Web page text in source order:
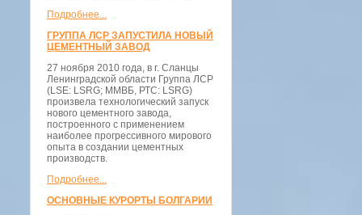
Подробнее...
ГРУППА ЛСР ЗАПУСТИЛА НОВЫЙ
ЦЕМЕНТНЫЙ ЗАВОД
27 ноября 2010 года, в г. Сланцы
Ленинградской области Группа ЛСР
(LSE: LSRG; ММВБ, РТС: LSRG)
произвела технологический запуск
нового цементного завода,
построенного с применением
наиболее прогрессивного мирового
опыта в создании цементных
производств.
Подробнее...
ОСНОВНЫЕ КУРОРТЫ БОЛГАРИИ